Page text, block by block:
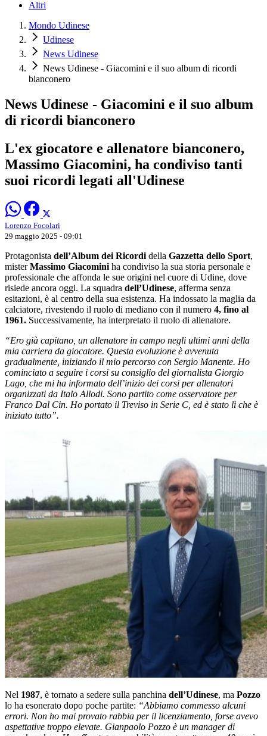
Altri
Mondo Udinese
Udinese
News Udinese
News Udinese - Giacomini e il suo album di ricordi
bianconero
News Udinese - Giacomini e il suo album
di ricordi bianconero
L'ex giocatore e allenatore bianconero,
Massimo Giacomini, ha condiviso tanti
suoi ricordi legati all'Udinese
Lorenzo Focolari
29 maggio 2025 - 09:01
Protagonista dell’Album dei Ricordi della Gazzetta dello Sport,
misterMassimo Giacomini ha condiviso la sua storia personale e
professionale che affonda le sue origini nel cuore di Udine, dove
risiede ancora oggi. La squadra dell’Udinese, afferma senza
esitazioni, è al centro della sua esistenza. Ha indossato la maglia da
calciatore, rivestendo il ruolo di mediano con il numero 4, fino al
1961. Successivamente, ha interpretato il ruolo di allenatore.
“Ero già capitano, un allenatore in campo negli ultimi anni della
mia carriera da giocatore. Questa evoluzione è avvenuta
gradualmente, iniziando il mio percorso con Sergio Manente. Ho
cominciato a seguire i corsi su consiglio del giornalista Giorgio
Lago, che mi ha informato dell’inizio dei corsi per allenatori
organizzati da Italo Allodi. Sono partito come osservatore per
Franco Dal Cin. Ho portato il Treviso in Serie C, ed è stato lì che è
iniziato tutto”.
Nel 1987, è tornato a sedere sulla panchina dell’Udinese, ma Pozzo
lo ha esonerato dopo poche partite: “Abbiamo commesso alcuni
errori. Non ho mai provato rabbia per il licenziamento, forse avevo
aspettative troppo elevate. Gianpaolo Pozzo è un manager di